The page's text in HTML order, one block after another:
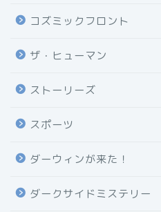
コズミックフロント
ザ・ヒューマン
ストーリーズ
スポーツ
ダーウィンが来た！
ダークサイドミステリー